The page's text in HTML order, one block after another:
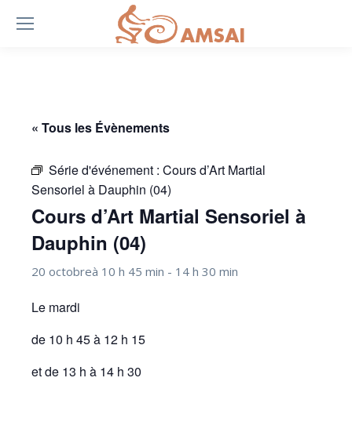
« Tous les Évènements
Série d'événement : Cours d’Art Martial
Sensoriel à Dauphin (04)
Cours d’Art Martial Sensoriel à
Dauphin (04)
20 octobreà 10 h 45 min - 14 h 30 min
Le mardi
de 10 h 45 à 12 h 15
et de 13 h à 14 h 30